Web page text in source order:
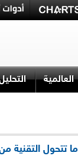
العالمية
تتحول التقنية